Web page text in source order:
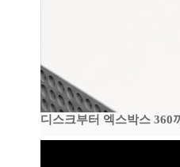
디스크부터 엑스박스 360